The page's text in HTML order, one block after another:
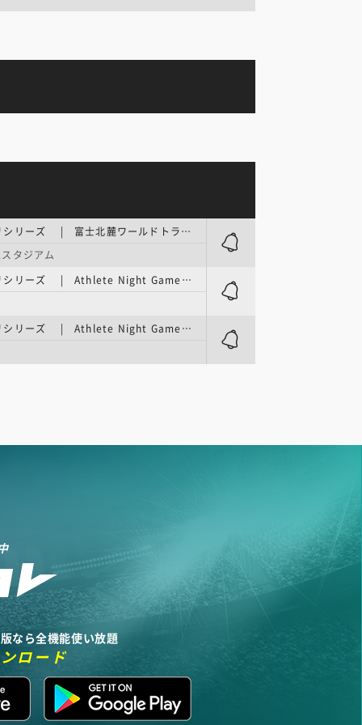
日本グランプリシリーズ | 富士北麓ワールドトライアル2026
タジアム
日本グランプリシリーズ | Athlete Night Games in FUKUI 2026／1日目
日本グランプリシリーズ | Athlete Night Games in FUKUI 2026／2日目
なら全機能使い放題
ロード